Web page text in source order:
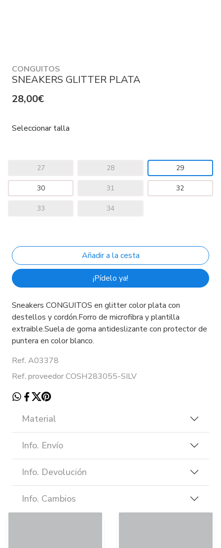
CONGUITOS
SNEAKERS GLITTER PLATA
28,00€
Seleccionar talla
27 28 29
30 31 32
33 34
¡Pídelo ya!
Sneakers CONGUITOS en glitter color plata con
destellos y cordón.Forro de microfibra y plantilla
extraible.Suela de goma antideslizante con protector de
puntera en color blanco.
Ref. A03378
Ref. proveedor COSH283055-SILV
Material
Info. Envío
Info. Devolución
Info. Cambios